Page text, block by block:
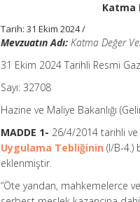
Katma
Tarih: 31 Ekim 2024 /
Mevzuatın Adı: Katma Değer
31 Ekim 2024 Tarihli Resmi
Sayı: 32708
Hazine ve Maliye Bakanlığı
MADDE 1- 26/4/2014 tarihli ve
Uygulama Tebliğinin (I/B-4.)
eklenmiştir.
“Öte yandan, mahkemelerce